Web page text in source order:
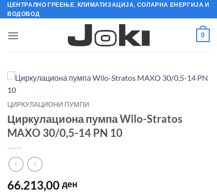
Skip
to
ЦЕНТРАЛНО ГРЕЕЊЕ, КЛИМАТИЗАЦИЈА, СОЛАРНА ЕНЕРГИЈА И
ВОДОВОД
0
ЦИРКУЛАЦИОНИ ПУМПИ
Циркулациона пумпа Wilo-Stratos
MAXO 30/0,5-14 PN 10
66.213,00 ден